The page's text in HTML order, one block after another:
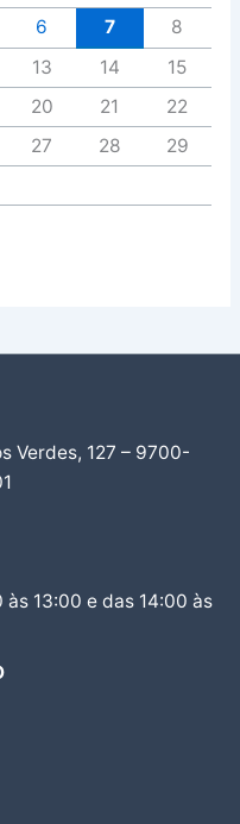
6 7
8
13 14
15
20 21
22
27 28
29
Verdes, 127 – 9700-
13:00 e das 14:00 às